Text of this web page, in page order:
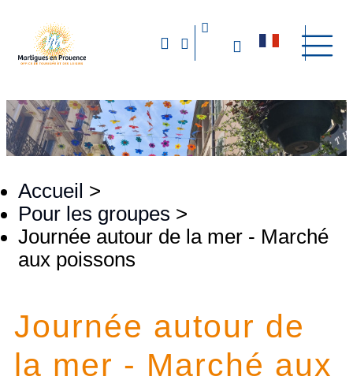
Accueil >
Pour les groupes >
Journée autour de la mer - Marché
aux poissons
Journée autour de
la mer - Marché aux